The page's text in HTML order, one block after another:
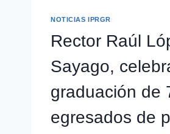
NOTICIAS IPRGR
Rector Raúl
Sayago,
graduación de
egresados de